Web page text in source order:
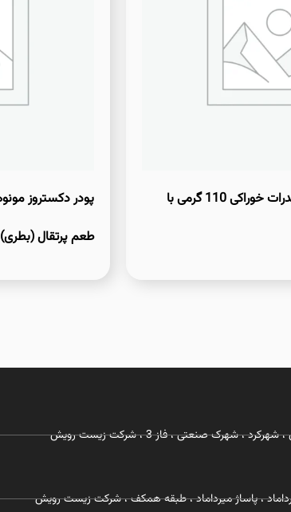
پودر دکستروز مونوهیدرات خوراکی 110 گرمی با
طعم پرتقال (بطری)
، شهرک صنعتی ، فاز 3 ، شرکت زیست رویش
، پاساژ میرداماد ، طبقه همکف ، شرکت زیست رویش